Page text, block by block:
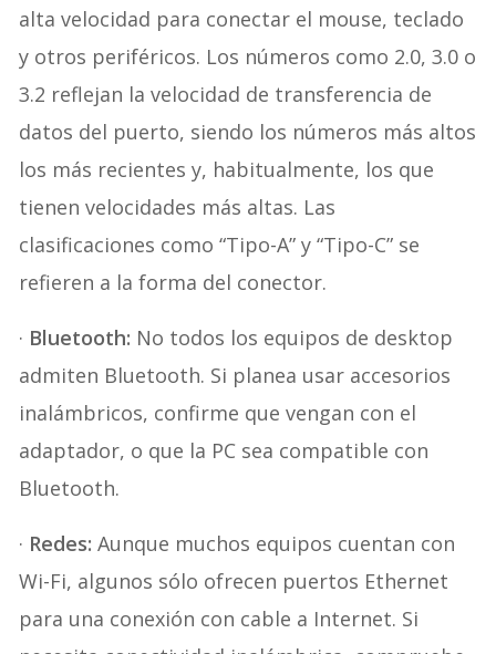
alta velocidad para conectar el mouse, teclado
y otros periféricos. Los números como 2.0, 3.0 o
3.2 reflejan la velocidad de transferencia de
datos del puerto, siendo los números más altos
los más recientes y, habitualmente, los que
tienen velocidades más altas. Las
clasificaciones como “Tipo-A” y “Tipo-C” se
refieren a la forma del conector.
· Bluetooth: No todos los equipos de desktop
admiten Bluetooth. Si planea usar accesorios
inalámbricos, confirme que vengan con el
adaptador, o que la PC sea compatible con
Bluetooth.
· Redes:Aunque muchos equipos cuentan con
Wi-Fi, algunos sólo ofrecen puertos Ethernet
para una conexión con cable a Internet. Si